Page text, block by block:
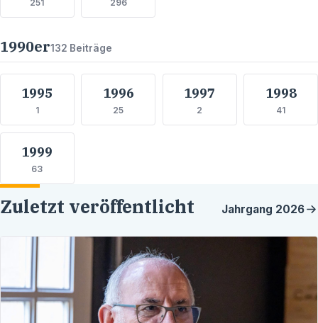
251 296
1990er132 Beiträge
1995
1
1996
25
1997
2
1998
41
1999
63
Zuletzt veröffentlicht Jahrgang 2026